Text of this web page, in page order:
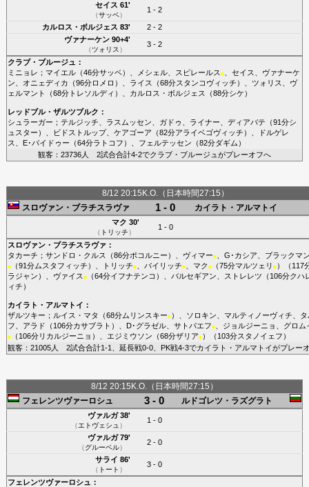
セイス 61'
（サッベ）
1 - 2
カルロス・ボルジェス 83'
2 - 2
ヴァナーケン90+4'
（ツォリス ）
3 - 2
クラブ・ブルージュ ：
ミニョレ ； マイエル（46分サッベ）、 メシェル、 スピレールス ■、 セイス
ヴァナーケ
ン
オニェディカ （96分ロメロ ）、 ライス （68分スタンコヴィッチ ）、 ツォリス
ヴ
ェルマント
（68分トレソルディ ）、 カルロス・ボルジェス （88分シケ ）
レッドブル・ザルツブルク ：
シュラーガー ； テルジッチ ラスムッセン ガドゥ ライナー ディアバテ （91分シ
ュスター ）、 ビドストルップ、 ケアゴーア （82分アライベゴヴィッチ ）、
ドルゲレ
ス
E･バイドゥー （64分ラトコフ ）、 フェルテッセン （82分ダギム ）
観客：23736人 2試合合計4-2でクラブ・ブルージュがプレーオフへ
8/12 20:15K.O.（日本時間27:15）
スロヴァン・ブラチスラヴァ
1 - 0 カイラト・アルマトイ
マク 30'
（ トリッチ）
1 - 0
スロヴァン・ブラチスラヴァ：
タカーチ ； サンドロ・クルス （86分ポコルニー ）、 ヴィマー■、 G･カシア ブラックマ
■（91分ムスタフィッチ ）、 トリッチ■、 バイリッチ■、 マク ■（75分マルツェリ ■）（117
ラジャン ）、 ヴァイス ■（64分イフナテンコ ）、 バルセギアン ストレレツ （106分クハ
ィチ ）
カイラト・アルマトイ ：
ザルツキー ； ルイス・マタ （68分ムリンスキー■）、 ソロキン マルティノーヴィチ
フ
アラド （106分カサブラト ）、 D･グラゼル、 サトパエフ■、 ジョルジーニョ グロム
■（106分リカルジーニョ ）、 エジミウソン （68分ザリア■）（103分スタノイェフ ）
観客：21005人 2試合合計1-1、延長戦0-0、PK戦4-3でカイラト・アルマトイがプレー
8/12 20:15K.O.（日本時間27:15）
フェレンツヴァーロシュ
3 - 0 ルドゴレツ・ラズグラト
ヴァルガ38'
（エトヴェシュ ）
1 - 0
ヴァルガ79'
（グルーベル）
2 - 0
サライ 86'
（ トート ）
3 - 0
フェレンツヴァーロシュ ：